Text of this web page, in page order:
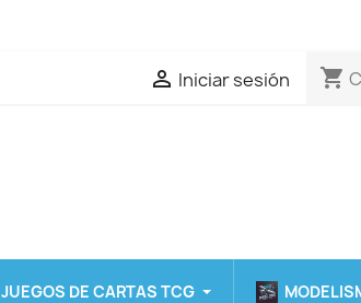
 Iniciar sesión shopping_cart
JUEGOS DE CARTAS TCG